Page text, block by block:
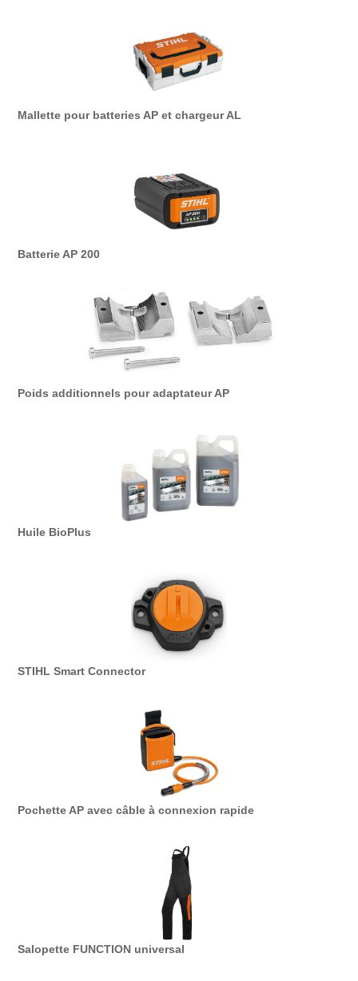
Mallette pour batteries AP et chargeur AL
Batterie AP 200
Poids additionnels pour adaptateur AP
Huile BioPlus
STIHL Smart Connector
Pochette AP avec câble à connexion rapide
Salopette FUNCTION universal